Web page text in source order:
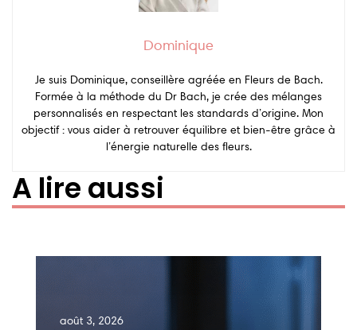
Dominique
Je suis Dominique, conseillère agréée en Fleurs de Bach.
Formée à la méthode du Dr Bach, je crée des mélanges
personnalisés en respectant les standards d’origine. Mon
objectif : vous aider à retrouver équilibre et bien-être grâce à
l’énergie naturelle des fleurs.
A lire aussi
août 3, 2026